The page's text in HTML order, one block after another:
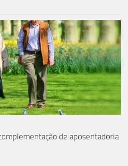
de aposentadoria